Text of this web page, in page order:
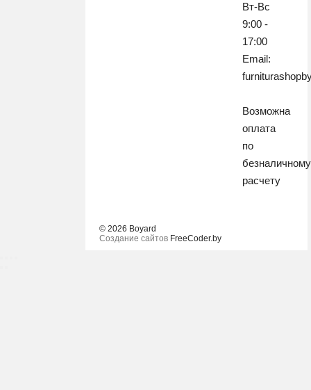
Вт-Вс
9:00 -
17:00
Email:
Возможна
оплата
по
безналичному
расчету
© 2026 Boyard
Создание сайтов FreeCoder.by